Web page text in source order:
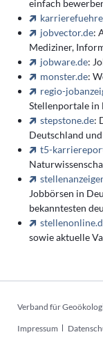
einfach
jobvector.de:
Mediziner,
jobware.de:
monster.de:
regio-
Stellenportale in
stepstone.de:
Deutschland
t5-
Jobbörsen in
bekanntesten
sowie aktuelle
Verband für
Navigation
Impressum